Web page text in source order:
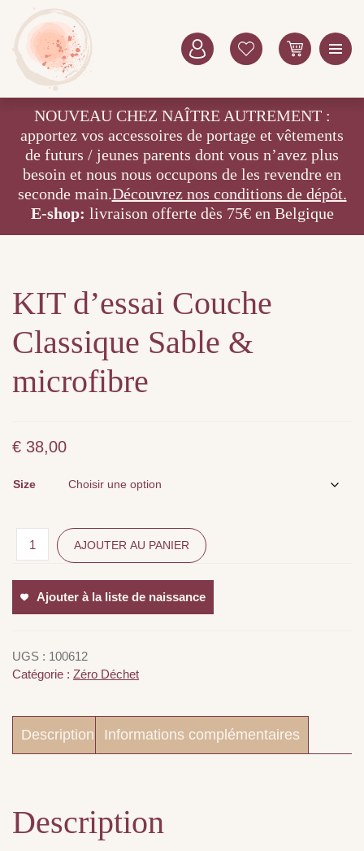
NOUVEAU CHEZ NAÎTRE AUTREMENT :
apportez vos accessoires de portage et vêtements
de futurs / jeunes parents dont vous n’avez plus
besoin et nous nous occupons de les revendre en
seconde main.Découvrez nos conditions de dépôt.
E-shop: livraison offerte dès 75€ en Belgique
KIT d’essai Couche
Classique Sable &
microfibre
€ 38,00
Size
AJOUTER AU PANIER
Ajouter à la liste de naissance
UGS : 100612
Catégorie : Zéro Déchet
Description Informations complémentaires
Description